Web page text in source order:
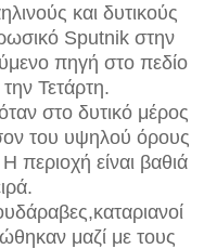
και δυτικούς
Sputnik στην
πηγή στο πεδίο
Τετάρτη.
στο δυτικό μέρος
του υψηλού όρους
περιοχή είναι βαθιά
μαζί με τους